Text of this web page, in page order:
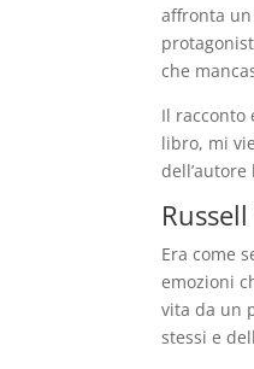
affronta
che
Il racconto
libro, mi
Era come
emozioni
vita da un
stessi e